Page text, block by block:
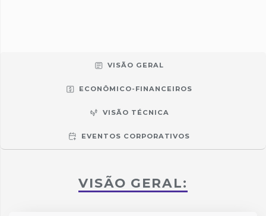
VISÃO GERAL
ECONÔMICO-FINANCEIROS
VISÃO TÉCNICA
EVENTOS CORPORATIVOS
VISÃO GERAL: